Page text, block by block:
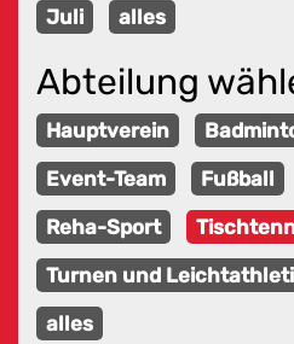
Juli
alles
Abteilung
Hauptverein
Event-Team
Fußball
Reha-Sport
Turnen und
alles